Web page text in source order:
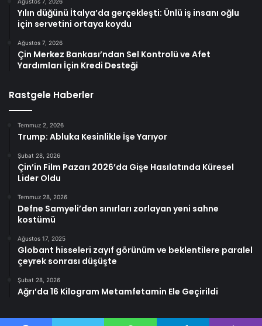
Yılın düğünü İtalya’da gerçekleşti: Ünlü iş insanı oğlu
için servetini ortaya koydu
Ağustos 7, 2026
Çin Merkez Bankası’ndan Sel Kontrolü ve Afet
Yardımları İçin Kredi Desteği
Rastgele Haberler
Temmuz 2, 2026
Trump: Abluka Kesinlikle İşe Yarıyor
Şubat 28, 2026
Çin’in Film Pazarı 2026’da Gişe Hasılatında Küresel
Lider Oldu
Temmuz 28, 2026
Defne Samyeli’den sınırları zorlayan yeni sahne
kostümü
Ağustos 17, 2025
Globant hisseleri zayıf görünüm ve beklentilere paralel
çeyrek sonrası düşüşte
Şubat 28, 2026
Ağrı’da 16 Kilogram Metamfetamin Ele Geçirildi